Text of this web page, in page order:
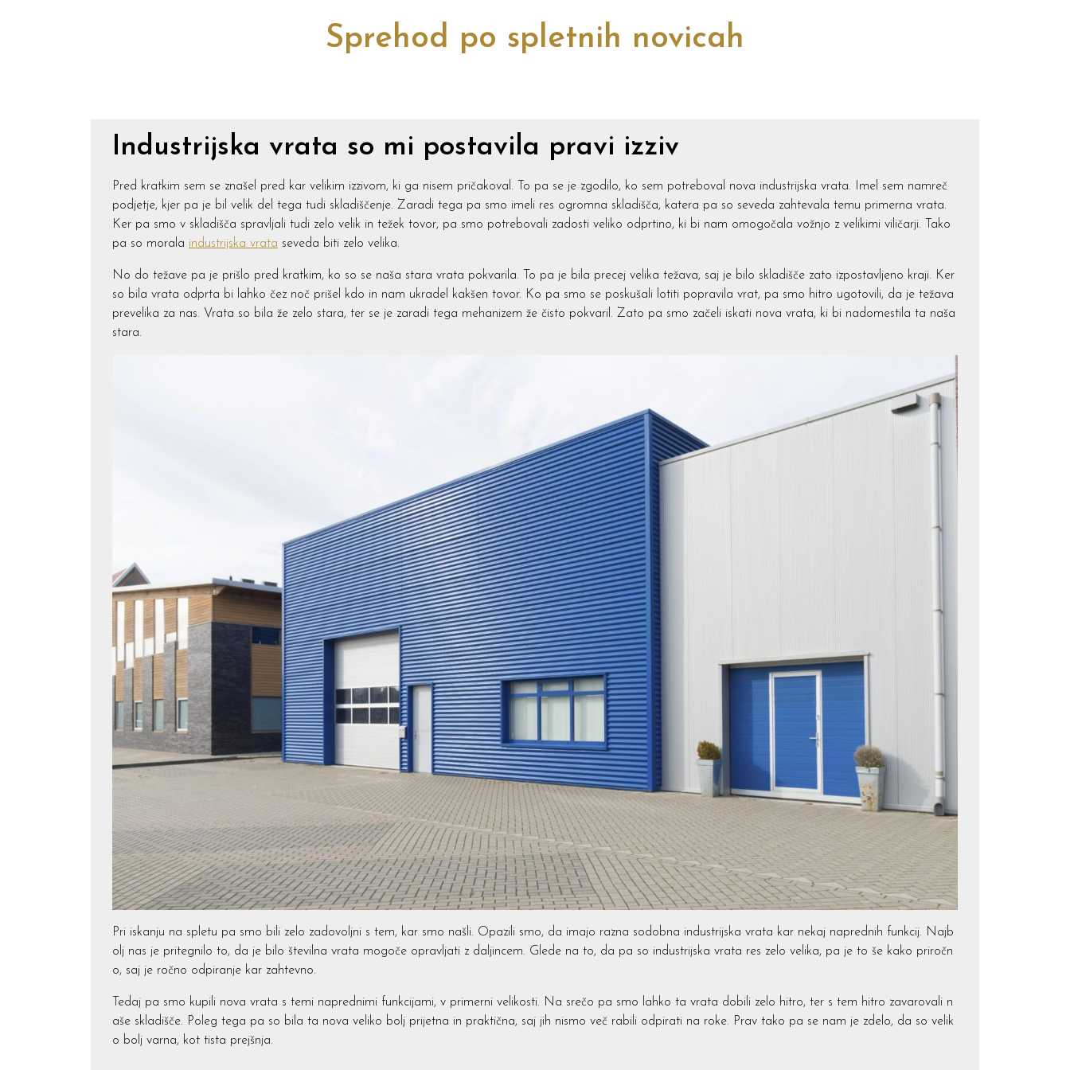
Sprehod po spletnih novicah
Industrijska vrata so mi postavila pravi izziv
Pred kratkim sem se znašel pred kar velikim izzivom, ki ga nisem pričakoval. To pa se je zgodilo, ko sem potreboval nova industrijska vrata. Imel sem namreč
podjetje, kjer pa je bil velik del tega tudi skladiščenje. Zaradi tega pa smo imeli res ogromna skladišča, katera pa so seveda zahtevala temu primerna vrata.
Ker pa smo v skladišča spravljali tudi zelo velik in težek tovor, pa smo potrebovali zadosti veliko odprtino, ki bi nam omogočala vožnjo z velikimi viličarji. Tako
pa so morala industrijska vrata seveda biti zelo velika.
No do težave pa je prišlo pred kratkim, ko so se naša stara vrata pokvarila. To pa je bila precej velika težava, saj je bilo skladišče zato izpostavljeno kraji. Ker
so bila vrata odprta bi lahko čez noč prišel kdo in nam ukradel kakšen tovor. Ko pa smo se poskušali lotiti popravila vrat, pa smo hitro ugotovili, da je težava
prevelika za nas. Vrata so bila že zelo stara, ter se je zaradi tega mehanizem že čisto pokvaril. Zato pa smo začeli iskati nova vrata, ki bi nadomestila ta naša
stara.
Pri iskanju na spletu pa smo bili zelo zadovoljni s tem, kar smo našli. Opazili smo, da imajo razna sodobna industrijska vrata kar nekaj naprednih funkcij. Najb
olj nas je pritegnilo to, da je bilo številna vrata mogoče opravljati z daljincem. Glede na to, da pa so industrijska vrata res zelo velika, pa je to še kako priročn
o, saj je ročno odpiranje kar zahtevno.
Tedaj pa smo kupili nova vrata s temi naprednimi funkcijami, v primerni velikosti. Na srečo pa smo lahko ta vrata dobili zelo hitro, ter s tem hitro zavarovali n
aše skladišče. Poleg tega pa so bila ta nova veliko bolj prijetna in praktična, saj jih nismo več rabili odpirati na roke. Prav tako pa se nam je zdelo, da so velik
o bolj varna, kot tista prejšnja.